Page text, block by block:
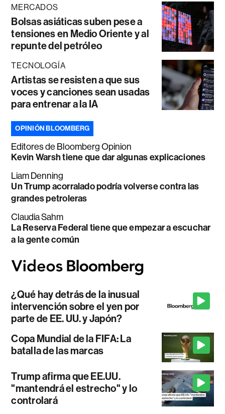
MERCADOS
Bolsas asiáticas suben pese a
tensiones en Medio Oriente y al
repunte del petróleo
TECNOLOGÍA
Artistas se resisten a que sus
voces y canciones sean usadas
para entrenar a la IA
OPINIÓN BLOOMBERG
Editores de Bloomberg Opinion
Kevin Warsh tiene que dar algunas explicaciones
Liam Denning
Un Trump acorralado podría volverse contra las
grandes petroleras
Claudia Sahm
La Reserva Federal tiene que empezar a escuchar
a la gente común
¿Qué hay detrás de la inusual
intervención sobre el yen por
parte de EE. UU. y Japón?
Copa Mundial de la FIFA: La
batalla de las marcas
Trump afirma que EE.UU.
"mantendrá el estrecho" y lo
controlará